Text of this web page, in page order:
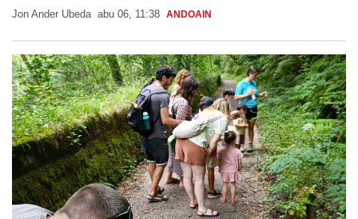
Jon Ander Ubeda abu 06, 11:38 ANDOAIN